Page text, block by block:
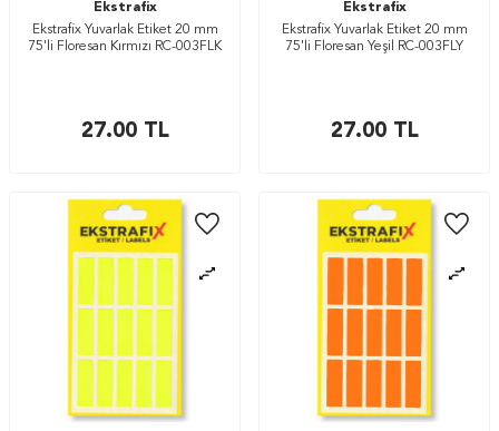
Ekstrafix
Ekstrafix Yuvarlak Etiket 20 mm
75'li Floresan Kırmızı RC-003FLK
27.00TL
Ekstrafix
Ekstrafix Yuvarlak Etiket 20 mm
75'li Floresan Yeşil RC-003FLY
27.00TL